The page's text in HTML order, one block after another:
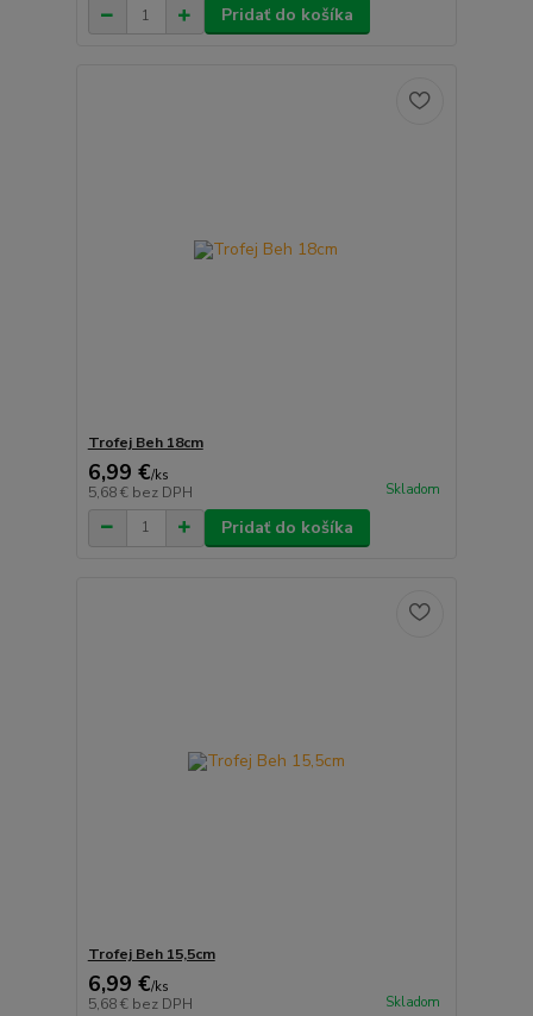
Pridať do košíka
Trofej Beh 18cm
6,99 €/ks
5,68 € bez DPH Skladom
Pridať do košíka
Trofej Beh 15,5cm
6,99 €/ks
5,68 € bez DPH Skladom